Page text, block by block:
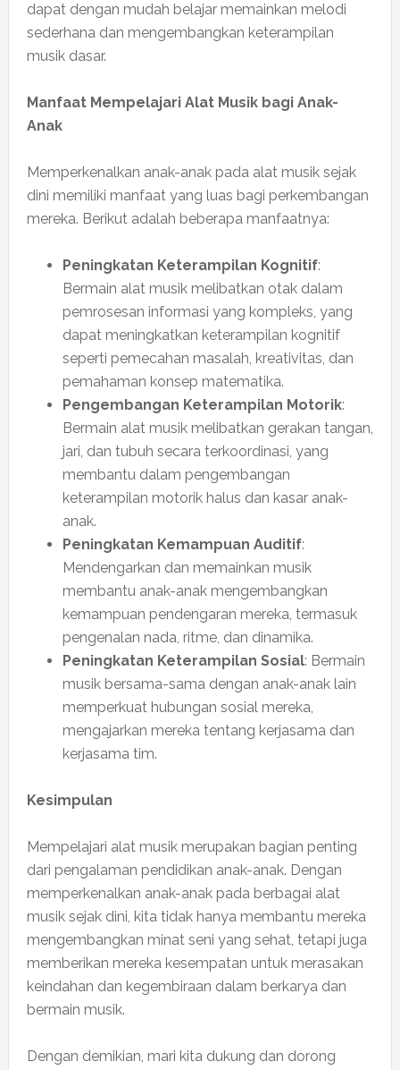
dapat dengan mudah belajar memainkan melodi
sederhana dan mengembangkan keterampilan
musik dasar.
Manfaat Mempelajari Alat Musik bagi Anak-
Anak
Memperkenalkan anak-anak pada alat musik sejak
dini memiliki manfaat yang luas bagi perkembangan
mereka. Berikut adalah beberapa manfaatnya:
Peningkatan Keterampilan Kognitif:
Bermain alat musik melibatkan otak dalam
pemrosesan informasi yang kompleks, yang
dapat meningkatkan keterampilan kognitif
seperti pemecahan masalah, kreativitas, dan
pemahaman konsep matematika.
Pengembangan Keterampilan Motorik:
Bermain alat musik melibatkan gerakan tangan,
jari, dan tubuh secara terkoordinasi, yang
membantu dalam pengembangan
keterampilan motorik halus dan kasar anak-
anak.
Peningkatan Kemampuan Auditif:
Mendengarkan dan memainkan musik
membantu anak-anak mengembangkan
kemampuan pendengaran mereka, termasuk
pengenalan nada, ritme, dan dinamika.
Peningkatan Keterampilan Sosial: Bermain
musik bersama-sama dengan anak-anak lain
memperkuat hubungan sosial mereka,
mengajarkan mereka tentang kerjasama dan
kerjasama tim.
Kesimpulan
Mempelajari alat musik merupakan bagian penting
dari pengalaman pendidikan anak-anak. Dengan
memperkenalkan anak-anak pada berbagai alat
musik sejak dini, kita tidak hanya membantu mereka
mengembangkan minat seni yang sehat, tetapi juga
memberikan mereka kesempatan untuk merasakan
keindahan dan kegembiraan dalam berkarya dan
bermain musik.
Dengan demikian, mari kita dukung dan dorong